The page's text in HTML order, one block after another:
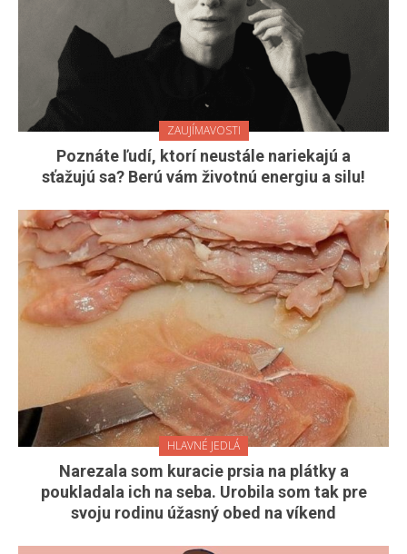
ZAUJÍMAVOSTI
Poznáte ľudí, ktorí neustále nariekajú a
sťažujú sa? Berú vám životnú energiu a silu!
HLAVNÉ JEDLÁ
Narezala som kuracie prsia na plátky a
poukladala ich na seba. Urobila som tak pre
svoju rodinu úžasný obed na víkend